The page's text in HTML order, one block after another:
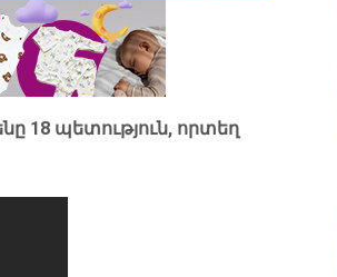
18 պետություն, որտեղ